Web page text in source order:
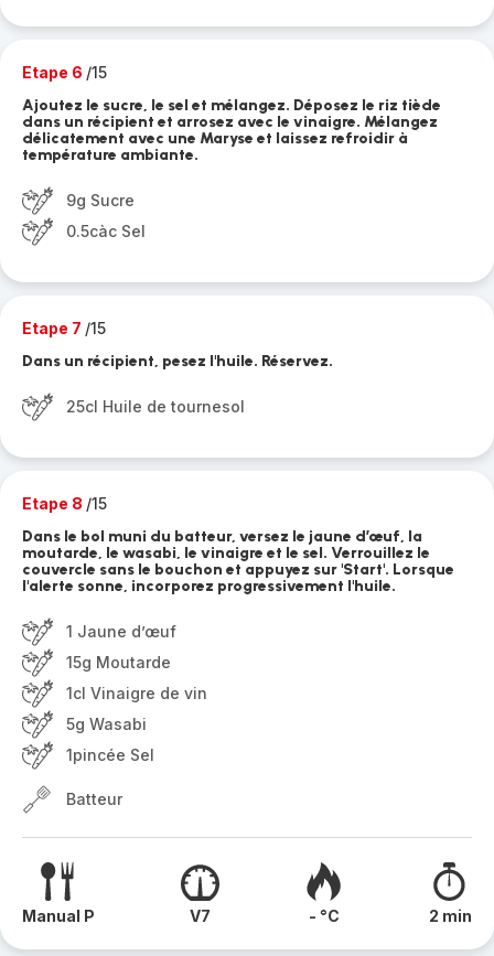
Etape 6 /15
Ajoutez le sucre, le sel et mélangez. Déposez le riz tiède
dans un récipient et arrosez avec le vinaigre. Mélangez
délicatement avec une Maryse et laissez refroidir à
température ambiante.
9g Sucre
0.5càc Sel
Etape 7 /15
Dans un récipient, pesez l'huile. Réservez.
25cl Huile de tournesol
Etape 8 /15
Dans le bol muni du batteur, versez le jaune d’œuf, la
moutarde, le wasabi, le vinaigre et le sel. Verrouillez le
couvercle sans le bouchon et appuyez sur 'Start'. Lorsque
l'alerte sonne, incorporez progressivement l'huile.
1 Jaune d’œuf
15g Moutarde
1cl Vinaigre de vin
5g Wasabi
1pincée Sel
Batteur
Manual P V7 - °C 2 min